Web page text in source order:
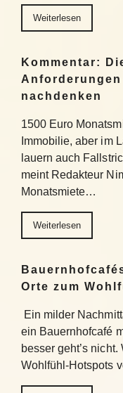
Weiterlesen
Kommentar:
nachdenken
1500 Euro
Immobilie, aber im
lauern auch
meint Redakteur
Monatsmiete…
Weiterlesen
Orte zum
Ein milder
ein Bauernhofcafé
besser geht’s
Wohlfühl-Hotspots